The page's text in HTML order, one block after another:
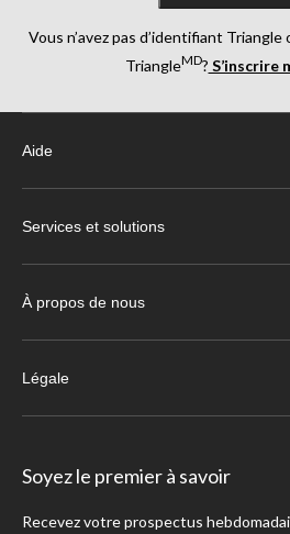
Vous n’avez pas d’identifiant
TriangleMD? S’inscrire
Aide
Services et solutions
À propos de nous
Légale
Soyez le premier à savoir
Recevez votre prospectus